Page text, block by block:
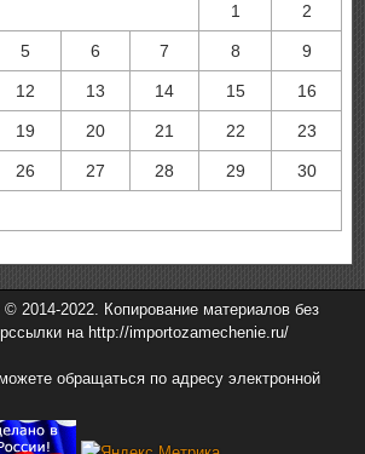
1 2
5 6 7 8 9
12 13 14 15 16
19 20 21 22 23
26 27 28 29 30
2014-2022. Копирование материалов без
на http://importozamechenie.ru/
обращаться по адресу электронной